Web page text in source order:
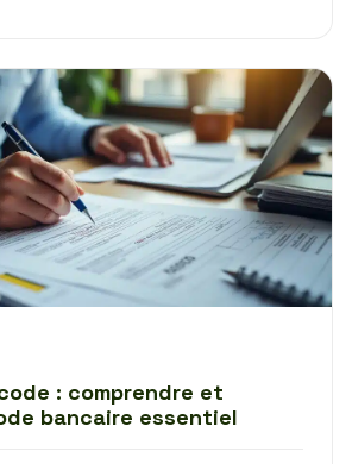
: comprendre et
bancaire essentiel